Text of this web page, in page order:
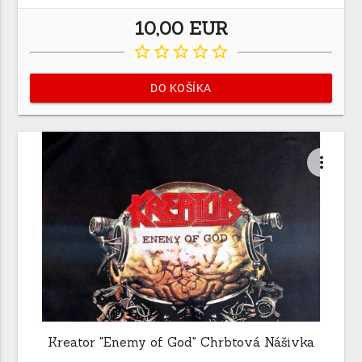
10,00 EUR
star_borderstar_borderstar_borderstar_borderstar_border
DO KOŠÍKA
more_vert
Kreator "Enemy of God" Chrbtová Nášivka